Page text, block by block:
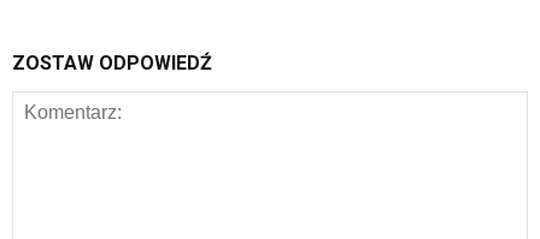
ZOSTAW ODPOWIEDŹ